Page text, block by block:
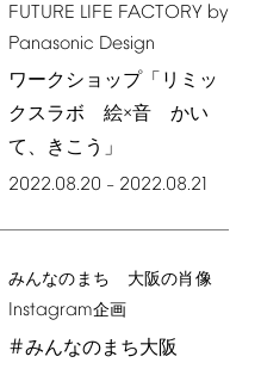
FUTURE LIFE FACTORY by
Panasonic Design
ワークショップ「リミッ
クスラボ 絵×音 かい
て、きこう」
2022.08.20 – 2022.08.21
みんなのまち 大阪の肖像
Instagram企画
#みんなのまち大阪